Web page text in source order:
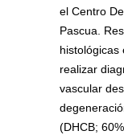
el Centro
Pascua.
histológicas
realizar
vascular
(DHCB;